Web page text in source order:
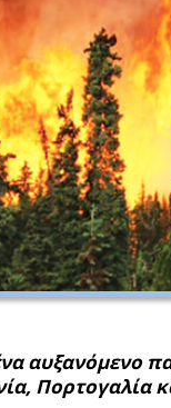
αυξανόμενο
Πορτογαλία